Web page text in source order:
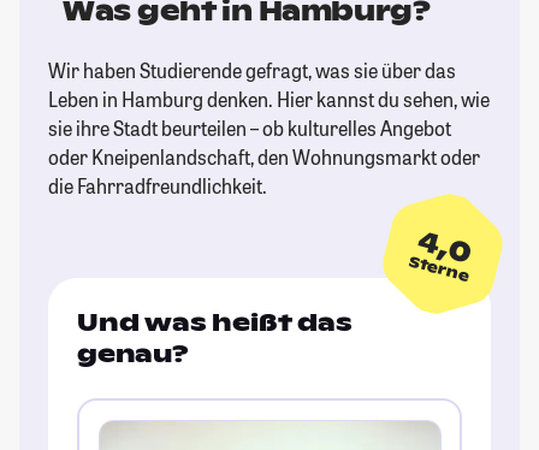
Was geht in Hamburg?
Wir haben Studierende gefragt, was sie über das
Leben in Hamburg denken. Hier kannst du sehen, wie
sie ihre Stadt beurteilen – ob kulturelles Angebot
oder Kneipenlandschaft, den Wohnungsmarkt oder
die Fahrradfreundlichkeit.
4,0
Sterne
Und was heißt das
genau?